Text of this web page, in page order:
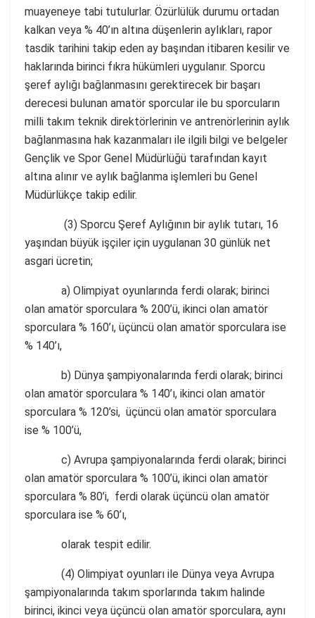
muayeneye tabi tutulurlar. Özürlülük durumu ortadan
kalkan veya % 40’ın altına düşenlerin aylıkları, rapor
tasdik tarihini takip eden ay başından itibaren kesilir ve
haklarında birinci fıkra hükümleri uygulanır. Sporcu
şeref aylığı bağlanmasını gerektirecek bir başarı
derecesi bulunan amatör sporcular ile bu sporcuların
milli takım teknik direktörlerinin ve antrenörlerinin aylık
bağlanmasına hak kazanmaları ile ilgili bilgi ve belgeler
Gençlik ve Spor Genel Müdürlüğü tarafından kayıt
altına alınır ve aylık bağlanma işlemleri bu Genel
Müdürlükçe takip edilir.
(3) Sporcu Şeref Aylığının bir aylık tutarı, 16
yaşından büyük işçiler için uygulanan 30 günlük net
asgari ücretin;
a) Olimpiyat oyunlarında ferdi olarak; birinci
olan amatör sporculara % 200’ü, ikinci olan amatör
sporculara % 160’ı, üçüncü olan amatör sporculara ise
% 140’ı,
b) Dünya şampiyonalarında ferdi olarak; birinci
olan amatör sporculara % 140’ı, ikinci olan amatör
sporculara % 120’si, üçüncü olan amatör sporculara
ise % 100’ü,
c) Avrupa şampiyonalarında ferdi olarak; birinci
olan amatör sporculara % 100’ü, ikinci olan amatör
sporculara % 80’i, ferdi olarak üçüncü olan amatör
sporculara ise % 60’ı,
olarak tespit edilir.
(4) Olimpiyat oyunları ile Dünya veya Avrupa
şampiyonalarında takım sporlarında takım halinde
birinci, ikinci veya üçüncü olan amatör sporculara, aynı